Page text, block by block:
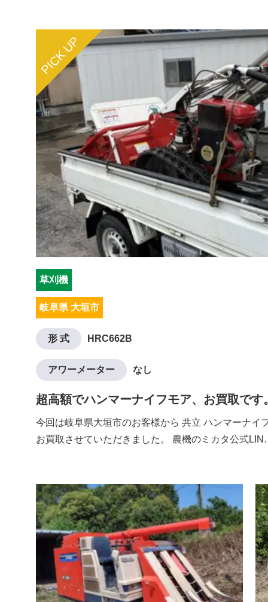
PICK UP
草刈機
岐阜県 大垣市
形 式 HRC662B
アワーメーター なし
超高額でハンマーナイフモア、お買取です
今回は岐阜県大垣市のお客様から 共立 ハンマーナイ
お買取させていただきました。 農機のミカタ公式